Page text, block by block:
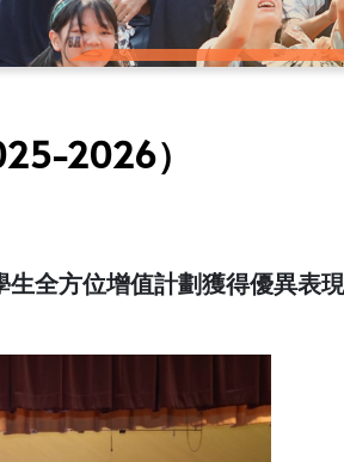
2026）
全方位增值計劃獲得優異表